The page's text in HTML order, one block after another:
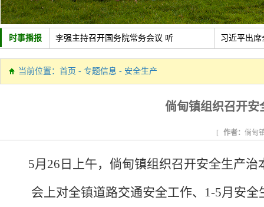
时事播报 李强主持召开国务院常务会议 听 习近平出
中共中央政治局召开会议 讨论拟 新疆维吾尔
当前位置： 首页 - 专题信息 - 安全生产
倘甸镇组织召开安
[ 作者： 倘甸
5月26日上午，倘甸镇组织召开安全生产
会上对全镇道路交通安全工作、1-5月安